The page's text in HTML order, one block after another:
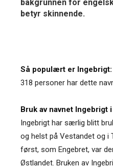
bakgrunnen for
betyr skinnende.
Så populært er Ingebrigt:
318 personer har dette
Bruk av navnet Ingebrigt
Ingebrigt har særlig blitt
og helst på Vestandet og i
først, som Engebret, var
Østlandet. Bruken av